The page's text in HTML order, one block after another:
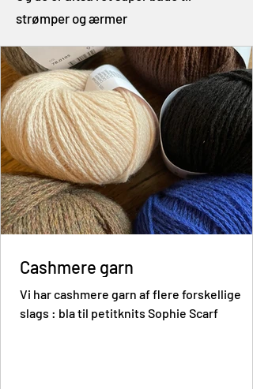
strømper og ærmer
Cashmere garn
Vi har cashmere garn af flere forskellige
slags : bla til petitknits Sophie Scarf